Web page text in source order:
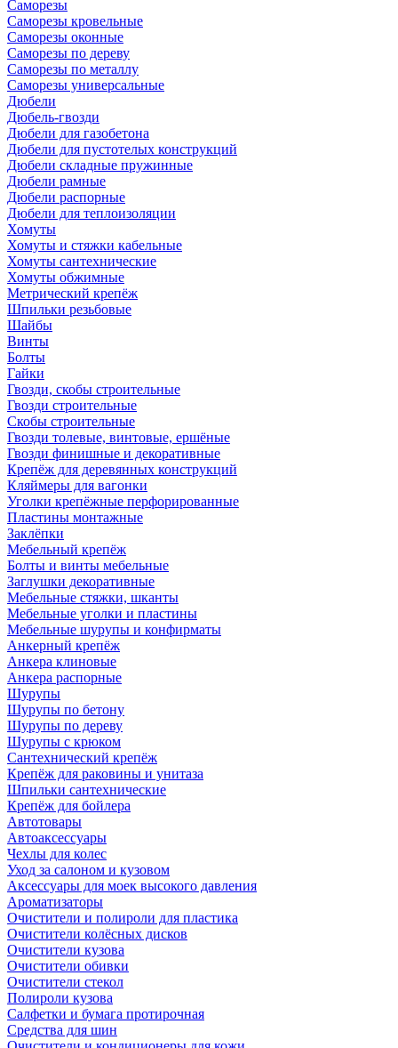
Саморезы
Саморезы кровельные
Саморезы оконные
Саморезы по дереву
Саморезы по металлу
Саморезы универсальные
Дюбели
Дюбель-гвозди
Дюбели для газобетона
Дюбели для пустотелых конструкций
Дюбели складные пружинные
Дюбели рамные
Дюбели распорные
Дюбели для теплоизоляции
Хомуты
Хомуты и стяжки кабельные
Хомуты сантехнические
Хомуты обжимные
Метрический крепёж
Шпильки резьбовые
Шайбы
Винты
Болты
Гайки
Гвозди, скобы строительные
Гвозди строительные
Скобы строительные
Гвозди толевые, винтовые, ершёные
Гвозди финишные и декоративные
Крепёж для деревянных конструкций
Кляймеры для вагонки
Уголки крепёжные перфорированные
Пластины монтажные
Заклёпки
Мебельный крепёж
Болты и винты мебельные
Заглушки декоративные
Мебельные стяжки, шканты
Мебельные уголки и пластины
Мебельные шурупы и конфирматы
Анкерный крепёж
Анкера клиновые
Анкера распорные
Шурупы
Шурупы по бетону
Шурупы по дереву
Шурупы с крюком
Сантехнический крепёж
Крепёж для раковины и унитаза
Шпильки сантехнические
Крепёж для бойлера
Автотовары
Автоаксессуары
Чехлы для колес
Уход за салоном и кузовом
Аксессуары для моек высокого давления
Ароматизаторы
Очистители и полироли для пластика
Очистители колёсных дисков
Очистители кузова
Очистители обивки
Очистители стекол
Полироли кузова
Салфетки и бумага протирочная
Средства для шин